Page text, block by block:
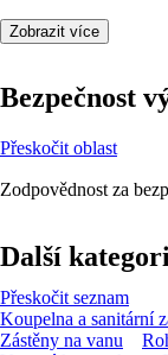
Zobrazit více
Bezpečnost
Přeskočit oblast
Zodpovědnost za
Další
Přeskočit seznam
Koupelna a sanitární
Zástěny na vanu